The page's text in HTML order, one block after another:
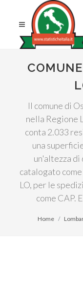
Il comune di
nella Regione
conta 2.033
una
un'altezza
catalogato
LO, per le
come CAP.
Home